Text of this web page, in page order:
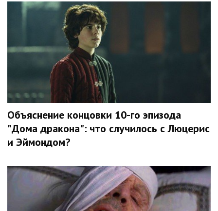
Объяснение концовки 10-го эпизода
"Дома дракона": что случилось с Люцерис
и Эймондом?